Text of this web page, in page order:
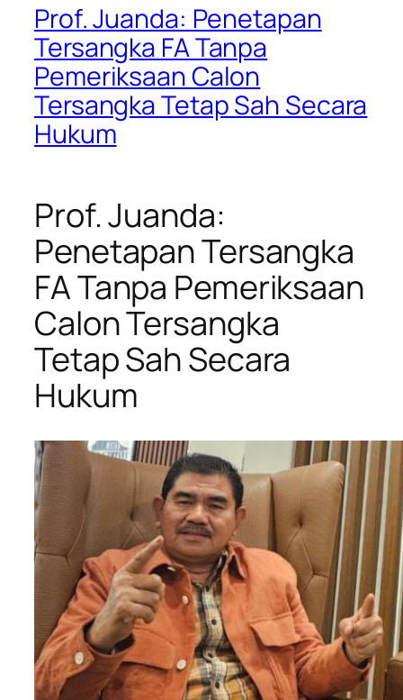
Prof. Juanda: Penetapan
Tersangka FA Tanpa
Pemeriksaan Calon
Tersangka Tetap Sah Secara
Hukum
Prof. Juanda:
Penetapan Tersangka
FA Tanpa Pemeriksaan
Calon Tersangka
Tetap Sah Secara
Hukum